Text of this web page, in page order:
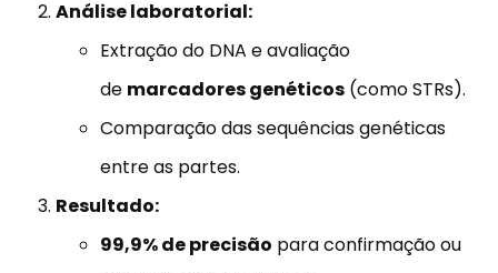
Análise laboratorial:
Extração do DNA e avaliação
de marcadores genéticos (como STRs).
Comparação das sequências genéticas
entre as partes.
Resultado:
99,9% de precisão para confirmação ou